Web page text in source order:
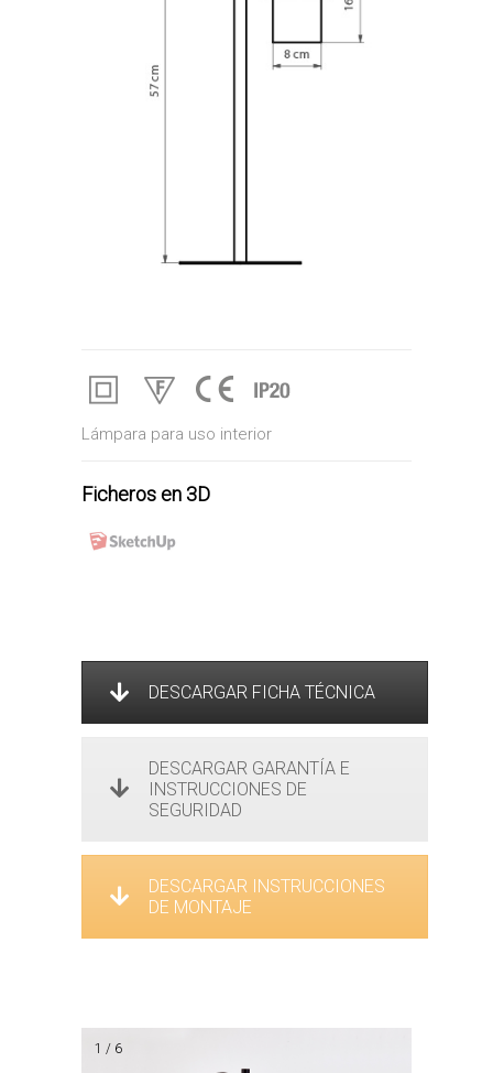
Lámpara para uso interior
Ficheros en 3D
DESCARGAR FICHA TÉCNICA
DESCARGAR GARANTÍA E
INSTRUCCIONES DE
SEGURIDAD
DESCARGAR INSTRUCCIONES
DE MONTAJE
1 / 6